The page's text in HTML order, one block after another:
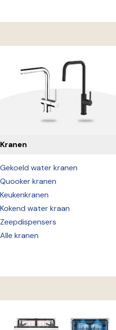
Kranen
Gekoeld water kranen
Quooker kranen
Keukenkranen
Kokend water kraan
Zeepdispensers
Alle kranen